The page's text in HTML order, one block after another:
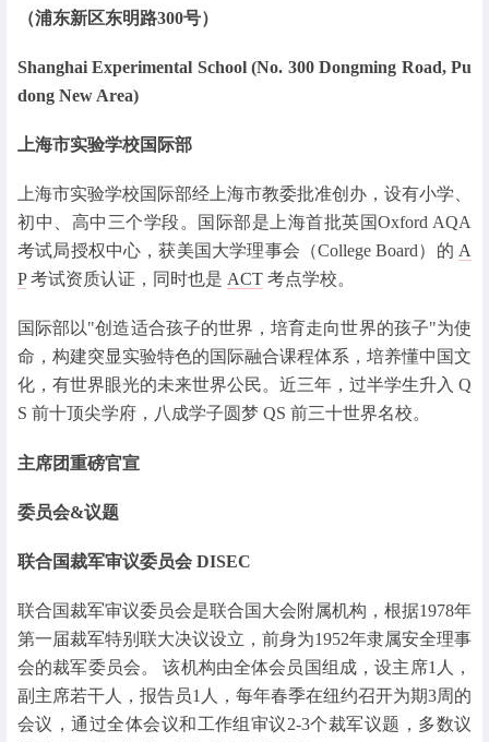
（浦东新区东明路300号）
Shanghai Experimental School (No. 300 Dongming Road, Pu
dong New Area)
上海市实验学校国际部
上海市实验学校国际部经上海市教委批准创办，设有小学、
初中、高中三个学段。国际部是上海首批英国Oxford AQA
考试局授权中心，获美国大学理事会（College Board）的 A
P考试资质认证，同时也是 ACT 考点学校。
国际部以"创造适合孩子的世界，培育走向世界的孩子"为使
命，构建突显实验特色的国际融合课程体系，培养懂中国文
化，有世界眼光的未来世界公民。近三年，过半学生升入 Q
S 前十顶尖学府，八成学子圆梦 QS 前三十世界名校。
主席团重磅官宣
委员会&议题
联合国裁军审议委员会 DISEC
联合国裁军审议委员会是联合国大会附属机构，根据1978年
第一届裁军特别联大决议设立，前身为1952年隶属安全理事
会的裁军委员会。 该机构由全体会员国组成，设主席1人，
副主席若干人，报告员1人，每年春季在纽约召开为期3周的
会议，通过全体会议和工作组审议2-3个裁军议题，多数议